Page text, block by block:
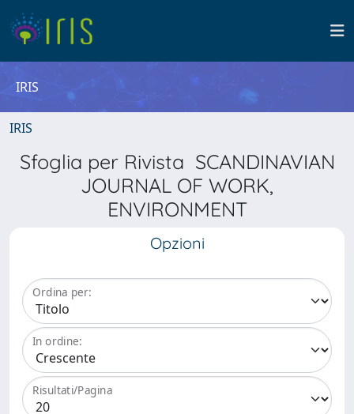
IRIS
IRIS
Sfoglia per Rivista SCANDINAVIAN
JOURNAL OF WORK,
ENVIRONMENT
Opzioni
Ordina per:
In ordine:
Risultati/Pagina